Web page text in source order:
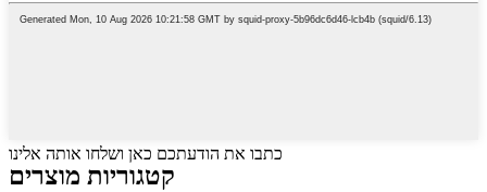
כתבו את הודעתכם כאן ושלחו אותה אלינו
קטגוריות מוצרים